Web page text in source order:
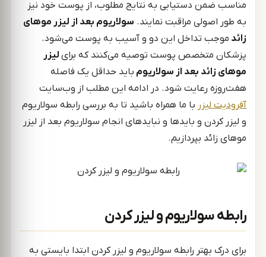
مناسب ضمن دستیابی به نتایج مطلوب، از پوست خود نیز
به طور اصولی مراقبت نمایند. سولاریوم بعد از لیزر موهای
زائد موجب تداخل این دو و آسیب به پوست می‌شود.
پزشکان متخصص پوست توصیه می‌کنند که برایلیزر
موهای زائد بعد از سولاریوم باید حداقل یک فاصله
هفت‌روزه رعایت شود. در ادامه این مطلب از وب‌سایت
آفرودیت لیزر با ما همراه باشید تا به بررسی رابطه سولاریوم
و لیزر کردن و بایدها و نبایدهای انجام سولاریوم بعد از لیزر
موهای زائد بپردازیم.
رابطه سولاریوم و لیزر کردن
برای درک بهتر رابطه سولاریوم و لیزر کردن ابتدا بایستی به